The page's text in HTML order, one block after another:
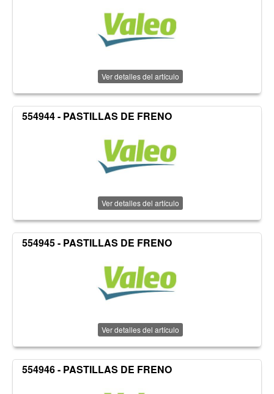
Ver detalles del artículo
554944 - PASTILLAS DE FRENO
Ver detalles del artículo
554945 - PASTILLAS DE FRENO
Ver detalles del artículo
554946 - PASTILLAS DE FRENO